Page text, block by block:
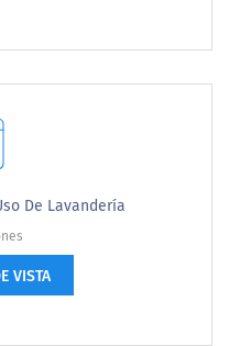
De Lavandería
VISTA